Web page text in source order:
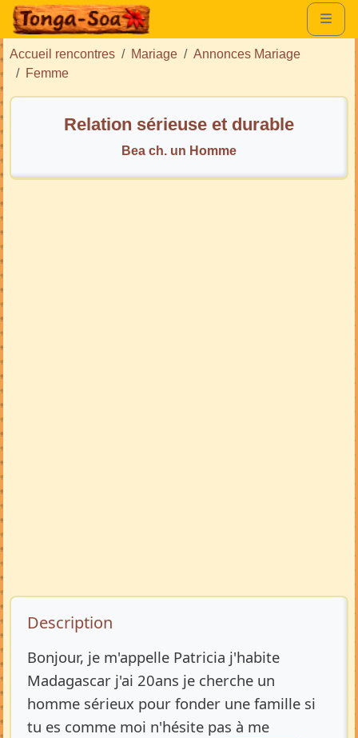
Accueil rencontres Mariage
Annonces Mariage
Femme
Relation sérieuse et durable
Bea ch. un Homme
Description de l’annonce
Description
Bonjour, je m'appelle Patricia j'habite
Madagascar j'ai 20ans je cherche un
homme sérieux pour fonder une famille si
tu es comme moi n'hésite pas à me